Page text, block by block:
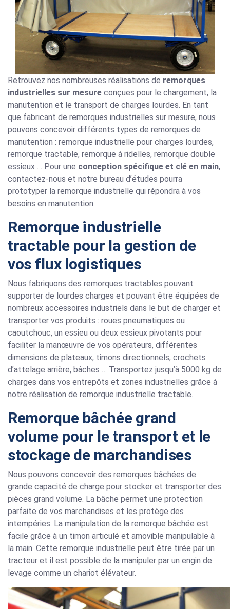
Retrouvez nos nombreuses réalisations de remorques
industrielles sur mesure conçues pour le chargement, la
manutention et le transport de charges lourdes. En tant
que fabricant de remorques industrielles sur mesure, nous
pouvons concevoir différents types de remorques de
manutention : remorque industrielle pour charges lourdes,
remorque tractable, remorque à ridelles, remorque double
essieux … Pour une conception spécifique et clé en main,
contactez-nous et notre bureau d’études pourra
prototyper la remorque industrielle qui répondra à vos
besoins en manutention.
Remorque industrielle
tractable pour la gestion de
vos flux logistiques
Nous fabriquons des remorques tractables pouvant
supporter de lourdes charges et pouvant être équipées de
nombreux accessoires industriels dans le but de charger et
transporter vos produits : roues pneumatiques ou
caoutchouc, un essieu ou deux essieux pivotants pour
faciliter la manœuvre de vos opérateurs, différentes
dimensions de plateaux, timons directionnels, crochets
d’attelage arrière, bâches … Transportez jusqu’à 5000 kg de
charges dans vos entrepôts et zones industrielles grâce à
notre réalisation de remorque industrielle tractable.
Remorque bâchée grand
volume pour le transport et le
stockage de marchandises
Nous pouvons concevoir des remorques bâchées de
grande capacité de charge pour stocker et transporter des
pièces grand volume. La bâche permet une protection
parfaite de vos marchandises et les protège des
intempéries. La manipulation de la remorque bâchée est
facile grâce à un timon articulé et amovible manipulable à
la main. Cette remorque industrielle peut être tirée par un
tracteur et il est possible de la manipuler par un engin de
levage comme un chariot élévateur.